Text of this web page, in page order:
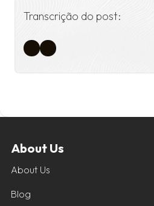
Transcrição do post:
About Us
About Us
Blog